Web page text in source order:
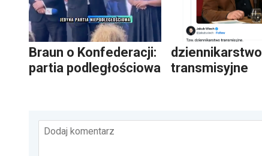
Braun o Konfederacji:
partia podległościowa
dziennikarstwo
transmisyjne
Dodaj komentarz